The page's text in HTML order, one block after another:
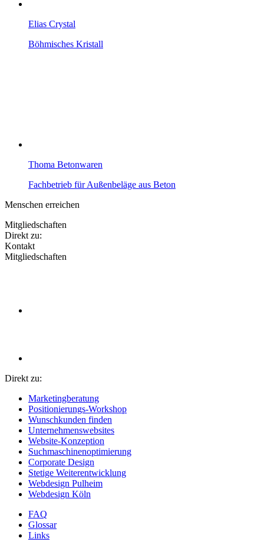
Elias Crystal
Böhmisches Kristall
Thoma Betonwaren
Fachbetrieb für Außenbeläge aus Beton
Menschen erreichen
Mitgliedschaften
Direkt zu:
Kontakt
Mitgliedschaften
Direkt zu:
Marketingberatung
Positionierungs-Workshop
Wunschkunden finden
Unternehmenswebsites
Website-Konzeption
Suchmaschinenoptimierung
Corporate Design
Stetige Weiterentwicklung
Webdesign Pulheim
Webdesign Köln
FAQ
Glossar
Links